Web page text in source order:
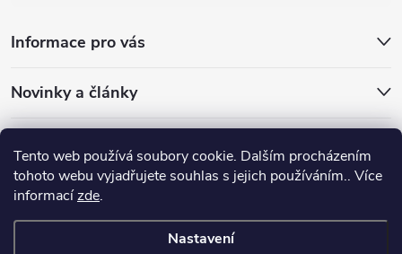
Tento web používá soubory cookie. Dalším procházením
tohoto webu vyjadřujete souhlas s jejich používáním.. Více
informacízde.
Nastavení
Informace pro vás
Novinky a články
Bachovykapky